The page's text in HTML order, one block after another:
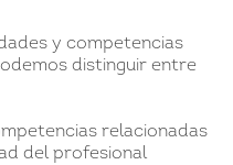
y competencias
distinguir entre
relacionadas
del profesional